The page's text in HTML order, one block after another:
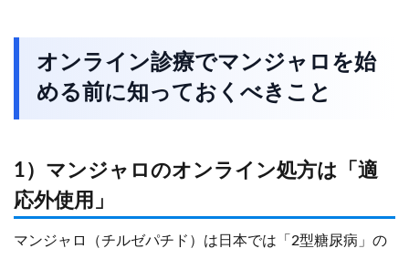
オンライン診療でマンジャロを始
める前に知っておくべきこと
1）マンジャロのオンライン処方は「適
応外使用」
マンジャロ（チルゼパチド）は日本では「2型糖尿病」の